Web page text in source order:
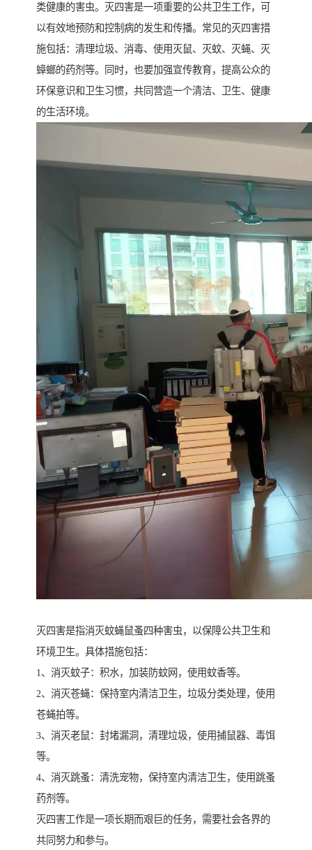
类健康的害虫。灭四害是一项重要的公共卫生工作，可
以有效地预防和控制病的发生和传播。常见的灭四害措
施包括：清理垃圾、消毒、使用灭鼠、灭蚊、灭蝇、灭
蟑螂的药剂等。同时，也要加强宣传教育，提高公众的
环保意识和卫生习惯，共同营造一个清洁、卫生、健康
的生活环境。
灭四害是指消灭蚊蝇鼠蚤四种害虫，以保障公共卫生和
环境卫生。具体措施包括：
1、消灭蚊子：积水，加装防蚊网，使用蚊香等。
2、消灭苍蝇：保持室内清洁卫生，垃圾分类处理，使用
苍蝇拍等。
3、消灭老鼠：封堵漏洞，清理垃圾，使用捕鼠器、毒饵
等。
4、消灭跳蚤：清洗宠物，保持室内清洁卫生，使用跳蚤
药剂等。
灭四害工作是一项长期而艰巨的任务，需要社会各界的
共同努力和参与。